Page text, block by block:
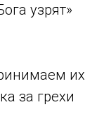
узрят»
их
за грехи